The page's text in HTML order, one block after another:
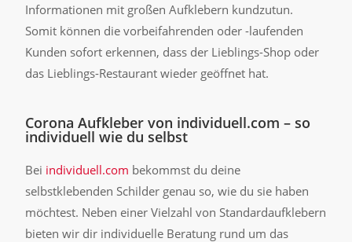
Informationen mit großen Aufklebern kundzutun.
Somit können die vorbeifahrenden oder -laufenden
Kunden sofort erkennen, dass der Lieblings-Shop oder
das Lieblings-Restaurant wieder geöffnet hat.
Corona Aufkleber von individuell.com – so
individuell wie du selbst
Bei individuell.com bekommst du deine
selbstklebenden Schilder genau so, wie du sie haben
möchtest. Neben einer Vielzahl von Standardaufklebern
bieten wir dir individuelle Beratung rund um das